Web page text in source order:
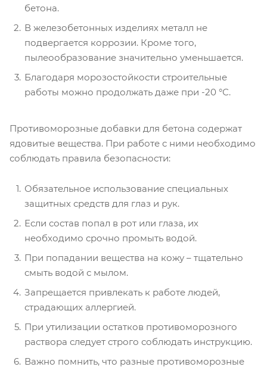
бетона.
В железобетонных изделиях металл не
подвергается коррозии. Кроме того,
пылеообразование значительно уменьшается.
Благодаря морозостойкости строительные
работы можно продолжать даже при -20 °С.
Противоморозные добавки для бетона содержат
ядовитые вещества. При работе с ними необходимо
соблюдать правила безопасности:
Обязательное использование специальных
защитных средств для глаз и рук.
Если состав попал в рот или глаза, их
необходимо срочно промыть водой.
При попадании вещества на кожу – тщательно
смыть водой с мылом.
Запрещается привлекать к работе людей,
страдающих аллергией.
При утилизации остатков противоморозного
раствора следует строго соблюдать инструкцию.
Важно помнить, что разные противоморозные